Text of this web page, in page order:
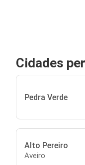
Cidades
Pedra Verde
Alto Pereiro
Aveiro